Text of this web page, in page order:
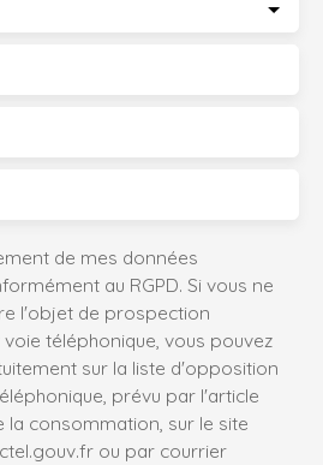
de mes données
au RGPD. Si vous ne
l'objet de prospection
téléphonique, vous pouvez
sur la liste d'opposition
prévu par l'article
la consommation, sur le site
ou par courrier